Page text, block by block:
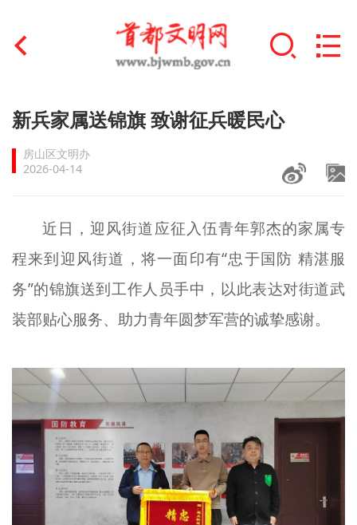
首页
文明创建
文明培育
+
未成年人思想道德建设
榜样人物
+
文明评论
北京宣传文化引导基金
宣传思想文化人才
专题
新兵家属送锦旗 致谢征兵暖民心
房山区文明办
2026-04-14
近日，迎风街道应征入伍青年郭杰的家属专
程来到迎风街道，将一面印有“忠于国防 精湛服
务”的锦旗送到工作人员手中，以此表达对街道武
装部贴心服务、助力青年圆梦军营的诚挚感谢。